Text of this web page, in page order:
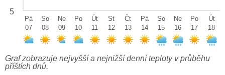
5
Pá
07
So
08
Ne
09
Po
10
Út
11
St
12
Čt
13
Pá
14
So
15
Ne
16
Po
17
Út
18
Graf zobrazuje nejvyšší a nejnižší denní teploty v průběhu
příštích dnů.